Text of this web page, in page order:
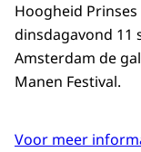
Hoogheid
dinsdagavond 11
Amsterdam de
Manen Festival.
Voor meer